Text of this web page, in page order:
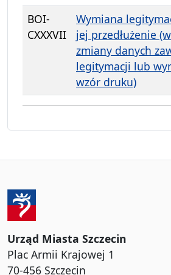
BOI-
CXXXVII
Wymiana
jej przedłużenie
zmiany danych
legitymacji lub
wzór druku)
Urząd Miasta Szczecin
Plac Armii Krajowej 1
70-456 Szczecin